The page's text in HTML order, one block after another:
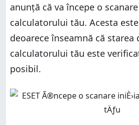
anunță că va începe o
calculatorului tău. Acesta
deoarece înseamnă că starea
calculatorului tău este
posibil.